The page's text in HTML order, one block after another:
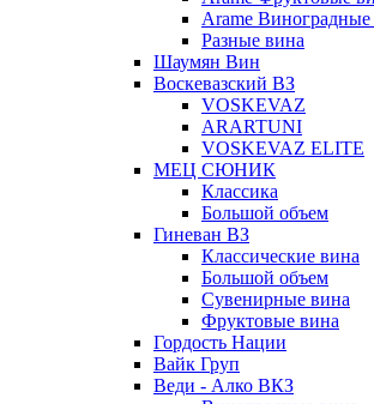
Arame Виноградные
Разные вина
Шаумян Вин
Воскевазский ВЗ
VOSKEVAZ
ARARTUNI
VOSKEVAZ ELITE
МЕЦ СЮНИК
Классика
Большой объем
Гиневан ВЗ
Классические вина
Большой объем
Сувенирные вина
Фруктовые вина
Гордость Нации
Вайк Груп
Веди - Алко ВКЗ